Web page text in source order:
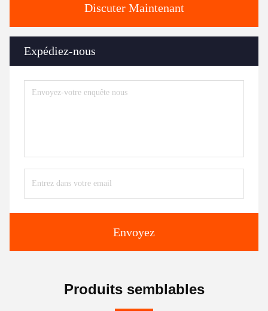
Discuter Maintenant
Expédiez-nous
Envoyez
Produits semblables